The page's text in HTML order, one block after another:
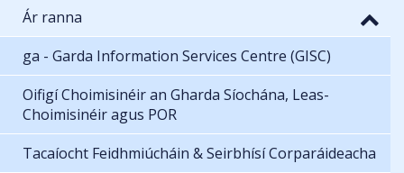
Ár ranna
ga - Garda Information Services Centre (GISC)
Oifigí Choimisinéir an Gharda Síochána, Leas-
Choimisinéir agus POR
Tacaíocht Feidhmiúcháin & Seirbhísí Corparáideacha